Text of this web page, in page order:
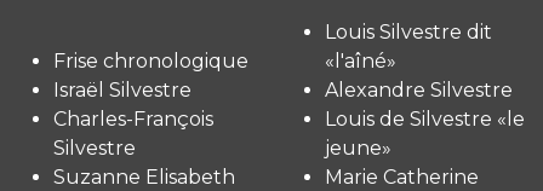
Frise chronologique
Israël Silvestre
Charles-François
Silvestre
Suzanne Elisabeth
Louis Silvestre dit
«l'aîné»
Alexandre Silvestre
Louis de Silvestre «le
jeune»
Marie Catherine